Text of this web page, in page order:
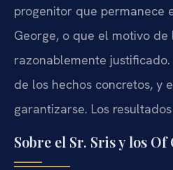
progenitor que permanece
George, o que el motivo
razonablemente
de los hechos concretos, y
garantizarse. Los
Sobre el Sr. Sris y los